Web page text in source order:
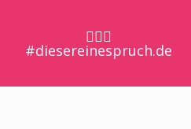
🤷🏼‍♀️
#diesereinespruch.de